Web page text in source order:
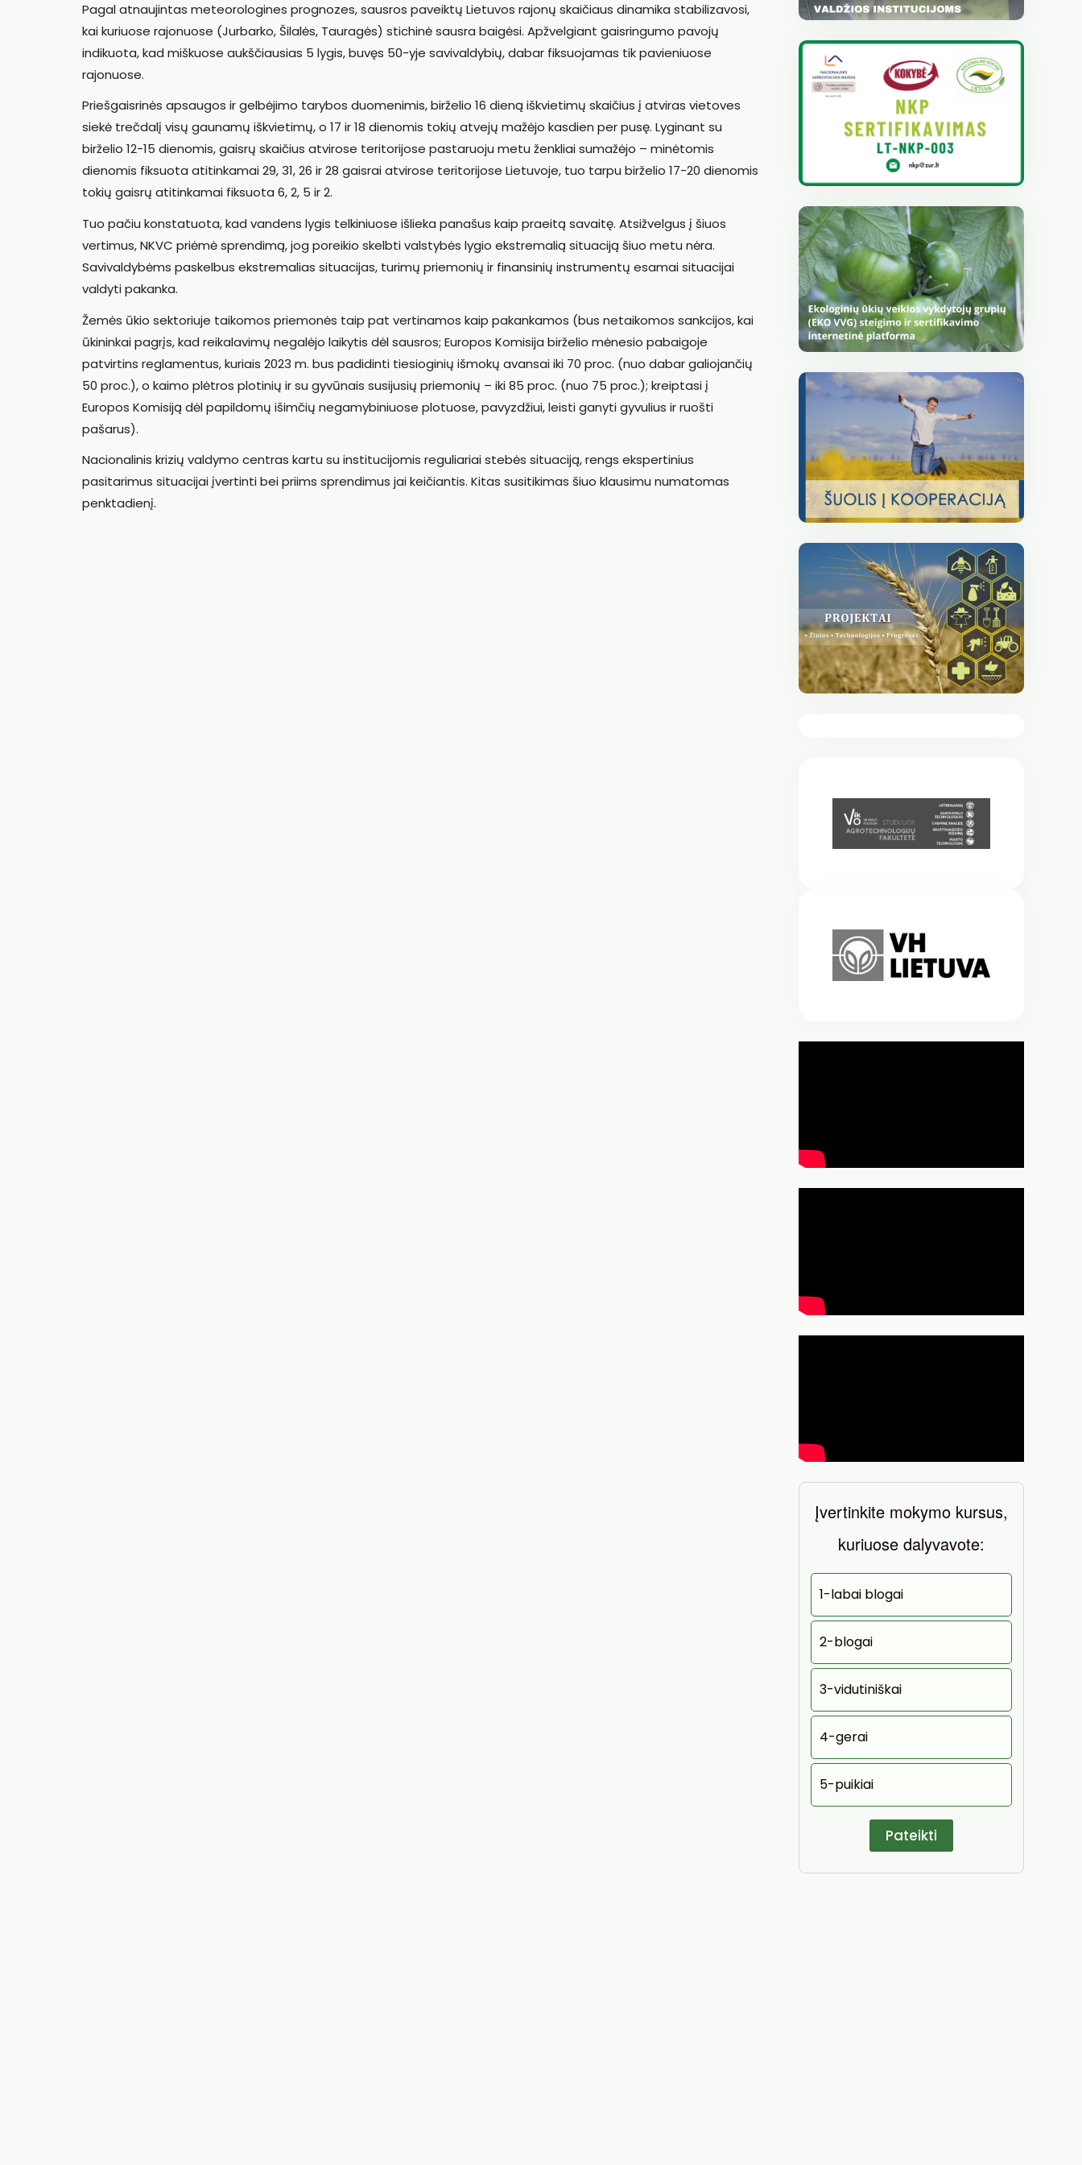
Pagal atnaujintas meteorologines prognozes, sausros paveiktų Lietuvos rajonų skaičiaus dinamika stabilizavosi,
kai kuriuose rajonuose (Jurbarko, Šilalės, Tauragės) stichinė sausra baigėsi. Apžvelgiant gaisringumo pavojų
indikuota, kad miškuose aukščiausias 5 lygis, buvęs 50-yje savivaldybių, dabar fiksuojamas tik pavieniuose
rajonuose.
Priešgaisrinės apsaugos ir gelbėjimo tarybos duomenimis, birželio 16 dieną iškvietimų skaičius į atviras vietoves
siekė trečdalį visų gaunamų iškvietimų, o 17 ir 18 dienomis tokių atvejų mažėjo kasdien per pusę. Lyginant su
birželio 12-15 dienomis, gaisrų skaičius atvirose teritorijose pastaruoju metu ženkliai sumažėjo – minėtomis
dienomis fiksuota atitinkamai 29, 31, 26 ir 28 gaisrai atvirose teritorijose Lietuvoje, tuo tarpu birželio 17-20 dienomis
tokių gaisrų atitinkamai fiksuota 6, 2, 5 ir 2.
Tuo pačiu konstatuota, kad vandens lygis telkiniuose išlieka panašus kaip praeitą savaitę. Atsižvelgus į šiuos
vertimus, NKVC priėmė sprendimą, jog poreikio skelbti valstybės lygio ekstremalią situaciją šiuo metu nėra.
Savivaldybėms paskelbus ekstremalias situacijas, turimų priemonių ir finansinių instrumentų esamai situacijai
valdyti pakanka.
Žemės ūkio sektoriuje taikomos priemonės taip pat vertinamos kaip pakankamos (bus netaikomos sankcijos, kai
ūkininkai pagrįs, kad reikalavimų negalėjo laikytis dėl sausros; Europos Komisija birželio mėnesio pabaigoje
patvirtins reglamentus, kuriais 2023 m. bus padidinti tiesioginių išmokų avansai iki 70 proc. (nuo dabar galiojančių
50 proc.), o kaimo plėtros plotinių ir su gyvūnais susijusių priemonių – iki 85 proc. (nuo 75 proc.); kreiptasi į
Europos Komisiją dėl papildomų išimčių negamybiniuose plotuose, pavyzdžiui, leisti ganyti gyvulius ir ruošti
pašarus).
Nacionalinis krizių valdymo centras kartu su institucijomis reguliariai stebės situaciją, rengs ekspertinius
pasitarimus situacijai įvertinti bei priims sprendimus jai keičiantis. Kitas susitikimas šiuo klausimu numatomas
penktadienį.
Įvertinkite mokymo kursus,
kuriuose dalyvavote:
1-labai blogai
2-blogai
3-vidutiniškai
4-gerai
5-puikiai